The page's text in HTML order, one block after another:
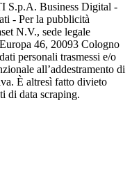
S.p.A. Business Digital -
- Per la pubblicità
N.V., sede legale
46, 20093 Cologno
personali trasmessi e/o
all’addestramento di
È altresì fatto divieto
di data scraping.